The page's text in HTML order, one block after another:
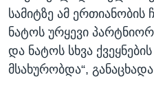
სამიტზე ამ ერთიანობის
ნატოს ურყევი
და ნატოს სხვა
მსახურობდა“,